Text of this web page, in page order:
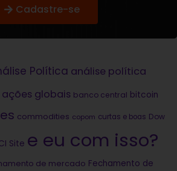
Cadastre-se
Política análise política
ações globais banco central bitcoin
commodities copom curtas e boas Dow
Site e eu com isso?
de mercado Fechamento de